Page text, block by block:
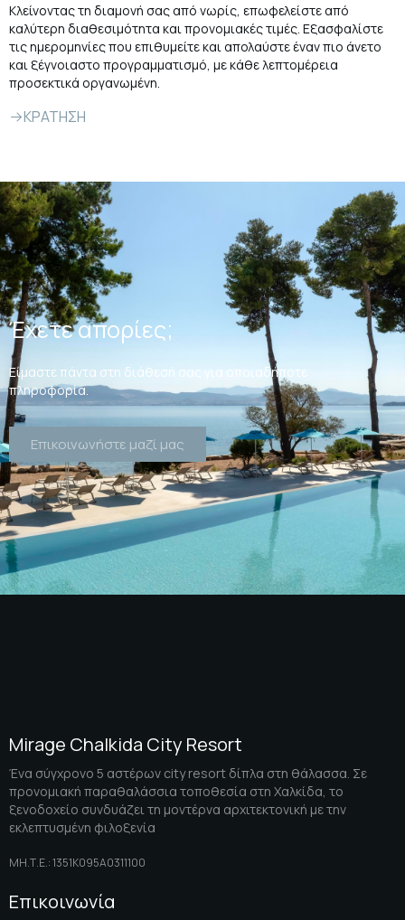
Κλείνοντας τη διαμονή σας από νωρίς, επωφελείστε από
καλύτερη διαθεσιμότητα και προνομιακές τιμές. Εξασφαλίστε
τις ημερομηνίες που επιθυμείτε και απολαύστε έναν πιο άνετο
και ξέγνοιαστο προγραμματισμό, με κάθε λεπτομέρεια
προσεκτικά οργανωμένη.
ΚΡΑΤΗΣΗ
Έχετε απορίες;
Είμαστε πάντα στη διάθεσή σας για οποιαδήποτε
πληροφορία.
Επικοινωνήστε μαζί μας
Mirage Chalkida City Resort
Ένα σύγχρονο 5 αστέρων city resort δίπλα στη θάλασσα. Σε
προνομιακή παραθαλάσσια τοποθεσία στη Χαλκίδα, το
ξενοδοχείο συνδυάζει τη μοντέρνα αρχιτεκτονική με την
εκλεπτυσμένη φιλοξενία
ΜΗ.Τ.Ε.: 1351K095A0311100
Επικοινωνία